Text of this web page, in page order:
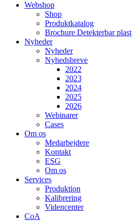
Webshop
Shop
Produktkatalog
Brochure Detekterbar plast
Nyheder
Nyheder
Nyhedsbreve
2022
2023
2024
2025
2026
Webinarer
Cases
Om os
Medarbejdere
Kontakt
ESG
Om os
Services
Produktion
Kalibrering
Videncenter
CoA